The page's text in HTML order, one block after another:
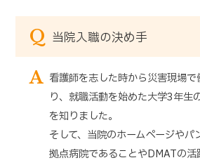
Q 当院入職の決め手
A 看護師を志した時から災害現場
り、就職活動を始めた大学3年生
を知りました。
そして、当院のホームページやパ
拠点病院であることやDMATの